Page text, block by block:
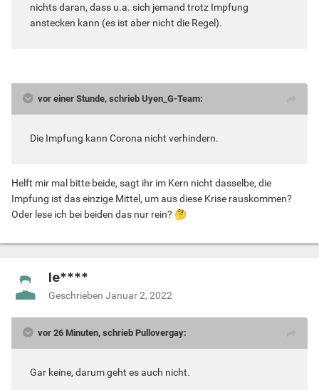
nichts daran, dass u.a. sich jemand trotz Impfung
anstecken kann (es ist aber nicht die Regel).
vor einer Stunde, schrieb Uyen_G-Team:
Die Impfung kann Corona nicht verhindern.
Helft mir mal bitte beide, sagt ihr im Kern nicht dasselbe, die
Impfung ist das einzige Mittel, um aus diese Krise rauskommen?
Oder lese ich bei beiden das nur rein? 🤔
le****
Geschrieben Januar 2, 2022
vor 26 Minuten, schrieb Pullovergay:
Gar keine, darum geht es auch nicht.